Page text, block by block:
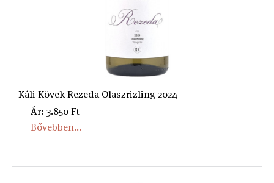
Káli Kövek Rezeda Olaszrizling 2024
Ár: 3.850 Ft
Bővebben...